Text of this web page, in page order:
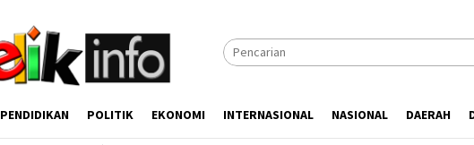
PENDIDIKAN POLITIK EKONOMI INTERNASIONAL NASIONAL DAERAH